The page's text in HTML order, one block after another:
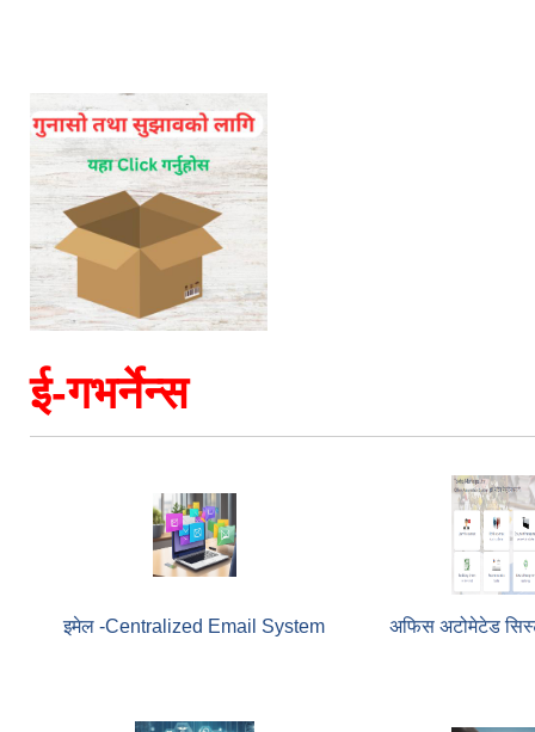
ई-गभर्नेन्स
इमेल -Centralized Email System अफिस अटोमेटेड